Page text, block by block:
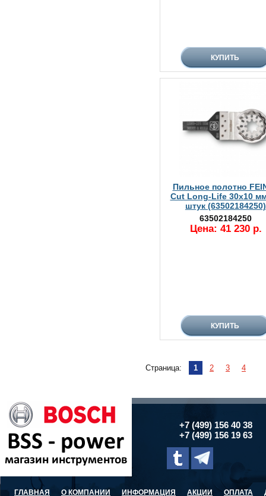
Пильное полотно
Cut Long-Life 30х10
штук (63502184250)
63502184250
Цена: 41 230 р.
Страница: 1 2 3 4
+7 (499) 156 40 38
+7 (499) 156 19 63
ГЛАВНАЯ О КОМПАНИИ ИНФОРМАЦИЯ АКЦИИ ОПЛАТА